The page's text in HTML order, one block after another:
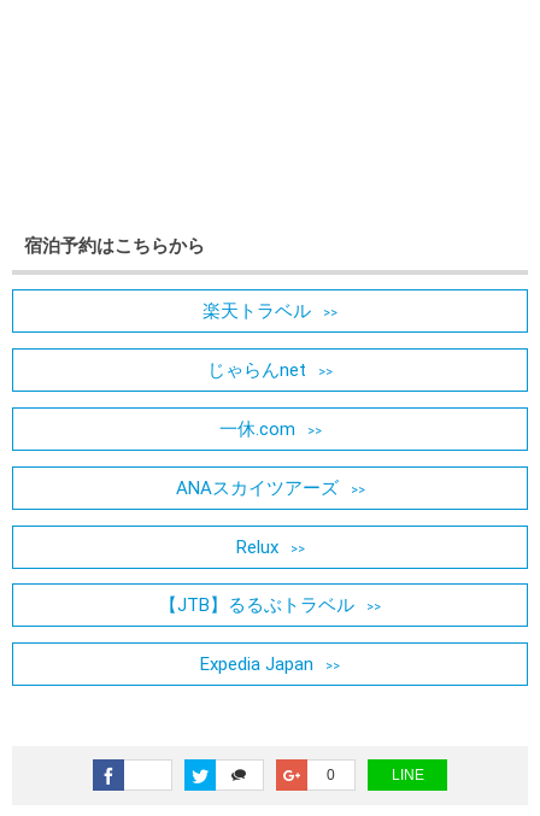
宿泊予約はこちらから
楽天トラベル
じゃらんnet
一休.com
ANAスカイツアーズ
Relux
【JTB】るるぶトラベル
Expedia Japan
0 LINE